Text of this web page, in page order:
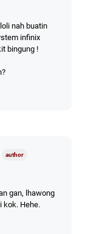
nah buatin
infinix
bingung !
gan, lhawong
kok. Hehe.